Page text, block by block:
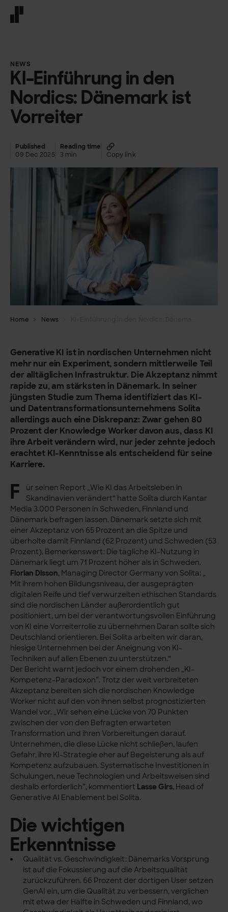
NEWS
KI-Einführung in den
Nordics: Dänemark ist
Vorreiter
Published
09 Dec 2025
Reading time
3 min
Copy link
Home News
Generative KI ist in nordischen Unternehmen nicht
mehr nur ein Experiment, sondern mittlerweile Teil
der alltäglichen Infrastruktur. Die Akzeptanz nimmt
rapide zu, am stärksten in Dänemark. In seiner
jüngsten Studie zum Thema identifiziert das KI-
und Datentransformationsunternehmens Solita
allerdings auch eine Diskrepanz: Zwar gehen 80
Prozent der Knowledge Worker davon aus, dass KI
ihre Arbeit verändern wird, nur jeder zehnte jedoch
erachtet KI-Kenntnisse als entscheidend für seine
Karriere.
F
ür seinen Report „Wie KI das Arbeitsleben in
Skandinavien verändert“ hatte Solita durch Kantar
Media 3.000 Personen in Schweden, Finnland und
Dänemark befragen lassen. Dänemark setzte sich mit
einer Akzeptanz von 65 Prozent an die Spitze und
überholte damit Finnland (62 Prozent) und Schweden (53
Prozent). Bemerkenswert: Die tägliche KI-Nutzung in
Dänemark liegt um 71 Prozent höher als in Schweden.
Florian Disson, Managing Director Germany von Solita: „
Mit ihrem hohen Bildungsniveau, der ausgeprägten
digitalen Reife und tief verwurzelten ethischen Standards
sind die nordischen Länder außerordentlich gut
positioniert, um bei der verantwortungsvollen Einführung
von KI eine Vorreiterrolle zu übernehmen Daran sollte sich
Deutschland orientieren. Bei Solita arbeiten wir daran,
hiesige Unternehmen bei der Aneignung von KI-
Techniken auf allen Ebenen zu unterstützen.“
Der Bericht warnt jedoch vor einem drohenden „KI-
Kompetenz-Paradoxon”. Trotz der weit verbreiteten
Akzeptanz bereiten sich die nordischen Knowledge
Worker nicht auf den von ihnen selbst prognostizierten
Wandel vor. „Wir sehen eine Lücke von 70 Punkten
zwischen der von den Befragten erwarteten
Transformation und ihren Vorbereitungen darauf.
Unternehmen, die diese Lücke nicht schließen, laufen
Gefahr, ihre KI-Strategie eher auf Begeisterung als auf
Kompetenz aufzubauen. Systematische Investitionen in
Schulungen, neue Technologien und Arbeitsweisen sind
deshalb erforderlich”, kommentiert Lasse Girs, Head of
Generative AI Enablement bei Solita.
Die wichtigen
Erkenntnisse
Qualität vs. Geschwindigkeit: Dänemarks Vorsprung
ist auf die Fokussierung auf die Arbeitsqualität
zurückzuführen. 66 Prozent der dortigen User setzen
GenAI ein, um die Qualität zu verbessern, verglichen
mit etwa der Hälfte in Schweden und Finnland, wo